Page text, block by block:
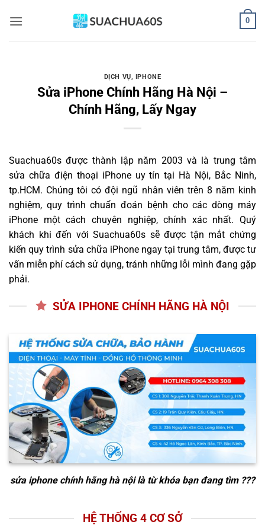
qua
0
DỊCH VỤ, IPHONE
Sửa iPhone Chính Hãng Hà Nội –
Chính Hãng, Lấy Ngay
Suachua60s được thành lập năm 2003 và là trung tâm
sửa chữa điện thoại iPhone uy tín tại Hà Nội, Bắc Ninh,
tp.HCM. Chúng tôi có đội ngũ nhân viên trên 8 năm kinh
nghiệm, quy trình chuẩn đoán bệnh cho các dòng máy
iPhone một cách chuyên nghiệp, chính xác nhất. Quý
khách khi đến với Suachua60s sẽ được tận mắt chứng
kiến quy trình sửa chữa iPhone ngay tại trung tâm, được tư
vấn miễn phí cách sử dụng, tránh những lỗi mình đang gặp
phải.
SỬA IPHONE CHÍNH HÃNG HÀ NỘI
sửa iphone chính hãng hà nộilà từ khóa bạn đang tìm ???
HỆ THỐNG 4 CƠ SỞ